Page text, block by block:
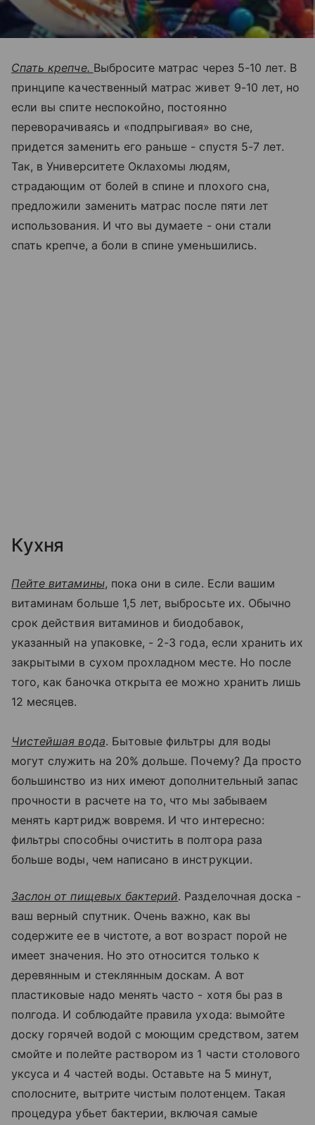
Спать крепче. Выбросите матрас через 5-10 лет. В
принципе качественный матрас живет 9-10 лет, но
если вы спите неспокойно, постоянно
переворачиваясь и «подпрыгивая» во сне,
придется заменить его раньше - спустя 5-7 лет.
Так, в Университете Оклахомы людям,
страдающим от болей в спине и плохого сна,
предложили заменить матрас после пяти лет
использования. И что вы думаете - они стали
спать крепче, а боли в спине уменьшились.
Кухня
Пейте витамины, пока они в силе. Если вашим
витаминам больше 1,5 лет, выбросьте их. Обычно
срок действия витаминов и биодобавок,
указанный на упаковке, - 2-3 года, если хранить их
закрытыми в сухом прохладном месте. Но после
того, как баночка открыта ее можно хранить лишь
12 месяцев.
Чистейшая вода. Бытовые фильтры для воды
могут служить на 20% дольше. Почему? Да просто
большинство из них имеют дополнительный запас
прочности в расчете на то, что мы забываем
менять картридж вовремя. И что интересно:
фильтры способны очистить в полтора раза
больше воды, чем написано в инструкции.
Заслон от пищевых бактерий. Разделочная доска -
ваш верный спутник. Очень важно, как вы
содержите ее в чистоте, а вот возраст порой не
имеет значения. Но это относится только к
деревянным и стеклянным доскам. А вот
пластиковые надо менять часто - хотя бы раз в
полгода. И соблюдайте правила ухода: вымойте
доску горячей водой с моющим средством, затем
смойте и полейте раствором из 1 части столового
уксуса и 4 частей воды. Оставьте на 5 минут,
сполосните, вытрите чистым полотенцем. Такая
процедура убьет бактерии, включая самые